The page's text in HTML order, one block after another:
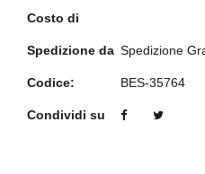
Costo di
Spedizione da Spedizione
Codice: BES-35764
Condividi su